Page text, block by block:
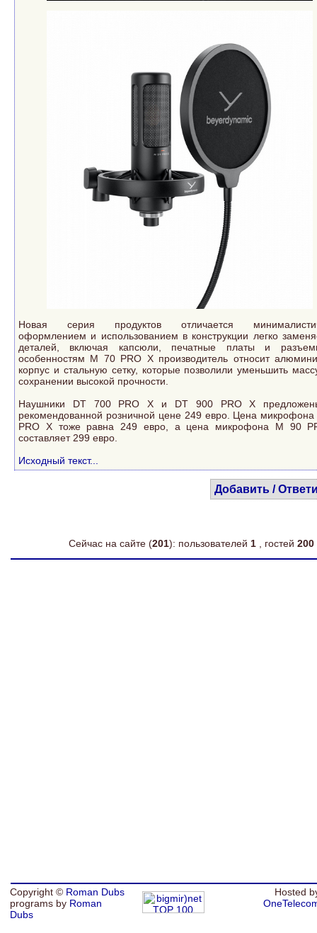
Новая серия продуктов отличается
оформлением и использованием в конструкции легко
деталей, включая капсюли, печатные платы и
особенностям M 70 PRO X производитель относит
корпус и стальную сетку, которые позволили уменьшить
сохранении высокой прочности.
Наушники DT 700 PRO X и DT 900 PRO X
рекомендованной розничной цене 249 евро. Цена
PRO X тоже равна 249 евро, а цена микрофона M 90
составляет 299 евро.
Исходный текст...
Добавить /
Сейчас на сайте (201): пользователей 1 , гостей 200
Copyright © Roman Dubs
programs by Roman
Dubs
Hosted